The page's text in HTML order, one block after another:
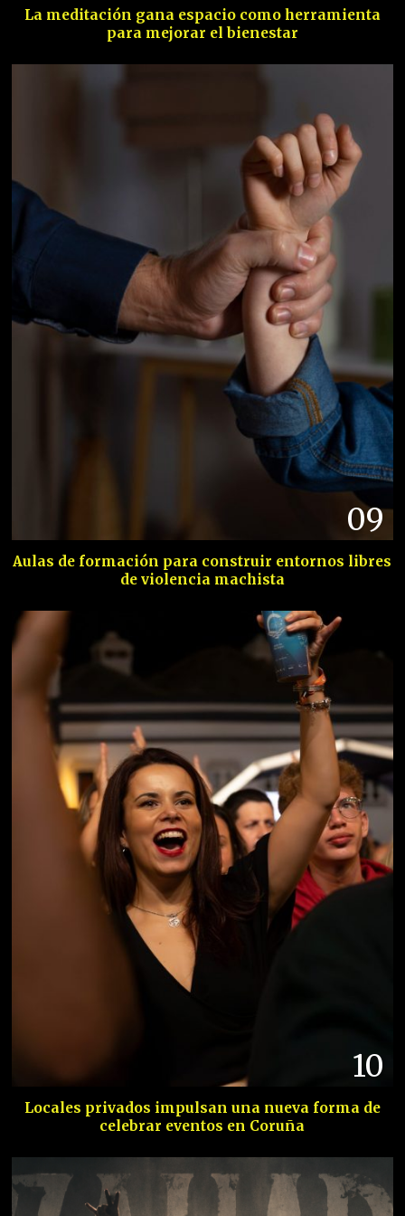
La meditación gana espacio como herramienta
para mejorar el bienestar
09
Aulas de formación para construir entornos libres
de violencia machista
10
Locales privados impulsan una nueva forma de
celebrar eventos en Coruña